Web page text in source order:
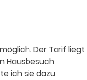
möglich. Der Tarif liegt
Hausbesuch
ich sie dazu